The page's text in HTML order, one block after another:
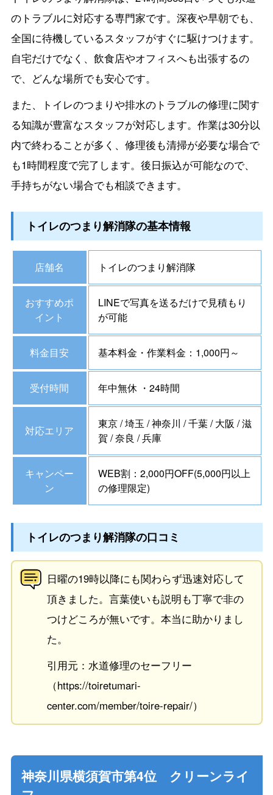
のトラブルに対応する専門家です。深夜や早朝でも、
全国に待機しているスタッフがすぐに駆けつけます。
自宅だけでなく、飲食店やオフィスへも出張するの
で、どんな場所でも安心です。
また、トイレのつまりや排水のトラブルの修理に関す
る知識が豊富なスタッフが対応します。作業は30分以
内で終わることが多く、修理後も清掃が必要な場合で
も1時間程度で完了します。後日振込が可能なので、
手持ちがない場合でも相談できます。
トイレのつまり解消隊の基本情報
店舗名 トイレのつまり解消隊
おすすめポ
イント
LINEで写真を送るだけで見積もり
が可能
料金目安 基本料金・作業料金：1,000円～
受付時間 年中無休 ・24時間
対応エリア
東京 / 埼玉 / 神奈川 / 千葉 / 大阪 / 滋
賀 / 奈良 / 兵庫
キャンペー
ン
WEB割：2,000円OFF(5,000円以上
の修理限定)
トイレのつまり解消隊の口コミ
日曜の19時以降にも関わらず迅速対応して
頂きました。言葉使いも説明も丁寧で非の
つけどころが無いです。本当に助かりまし
た。
引用元：水道修理のセーフリー
（https://toiretumari-
center.com/member/toire-repair/）
神奈川県横須賀市第4位 クリーンライ